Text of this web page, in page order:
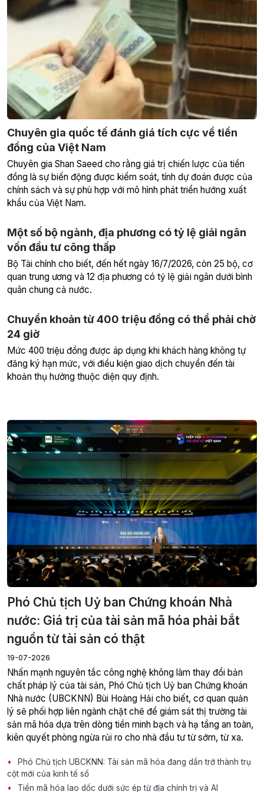
Chuyên gia quốc tế đánh giá tích cực về tiền
đồng của Việt Nam
Chuyên gia Shan Saeed cho rằng giá trị chiến lược của tiền
đồng là sự biến động được kiểm soát, tính dự đoán được của
chính sách và sự phù hợp với mô hình phát triển hướng xuất
khẩu của Việt Nam.
Một số bộ ngành, địa phương có tỷ lệ giải ngân
vốn đầu tư công thấp
Bộ Tài chính cho biết, đến hết ngày 16/7/2026, còn 25 bộ, cơ
quan trung ương và 12 địa phương có tỷ lệ giải ngân dưới bình
quân chung cả nước.
Chuyển khoản từ 400 triệu đồng có thể phải chờ
24 giờ
Mức 400 triệu đồng được áp dụng khi khách hàng không tự
đăng ký hạn mức, với điều kiện giao dịch chuyển đến tài
khoản thụ hưởng thuộc diện quy định.
Phó Chủ tịch Uỷ ban Chứng khoán Nhà
nước: Giá trị của tài sản mã hóa phải bắt
nguồn từ tài sản có thật
19-07-2026
Nhấn mạnh nguyên tắc công nghệ không làm thay đổi bản
chất pháp lý của tài sản, Phó Chủ tịch Uỷ ban Chứng khoán
Nhà nước (UBCKNN) Bùi Hoàng Hải cho biết, cơ quan quản
lý sẽ phối hợp liên ngành chặt chẽ để giám sát thị trường tài
sản mã hóa dựa trên dòng tiền minh bạch và hạ tầng an toàn,
kiên quyết phòng ngừa rủi ro cho nhà đầu tư từ sớm, từ xa.
Phó Chủ tịch UBCKNN: Tài sản mã hóa đang dần trở thành trụ
cột mới của kinh tế số
Tiền mã hóa lao dốc dưới sức ép từ địa chính trị và AI